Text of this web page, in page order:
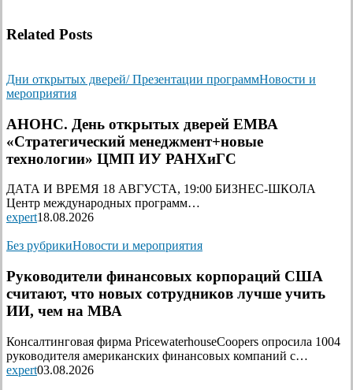
Related Posts
Дни открытых дверей/ Презентации программНовости и
мероприятия
АНОНС. День открытых дверей ЕМВА
«Стратегический менеджмент+новые
технологии» ЦМП ИУ РАНХиГС
ДАТА И ВРЕМЯ 18 АВГУСТА, 19:00 БИЗНЕС-ШКОЛА
Центр международных программ…
expert18.08.2026
Без рубрикиНовости и мероприятия
Руководители финансовых корпораций США
считают, что новых сотрудников лучше учить
ИИ, чем на МВА
Консалтинговая фирма PricewaterhouseCoopers опросила 1004
руководителя американских финансовых компаний с…
expert03.08.2026